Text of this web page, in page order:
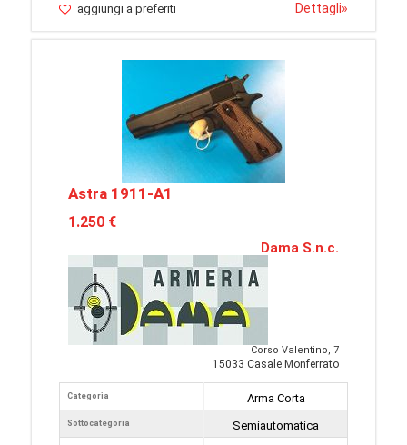
aggiungi a preferiti Dettagli»
Astra 1911-A1
1.250 €
Dama S.n.c.
Corso Valentino, 7
15033 Casale Monferrato
Categoria
Sottocategoria
Arma Corta
Semiautomatica